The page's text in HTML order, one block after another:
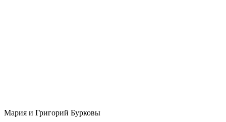
Мария и Григорий Бурковы